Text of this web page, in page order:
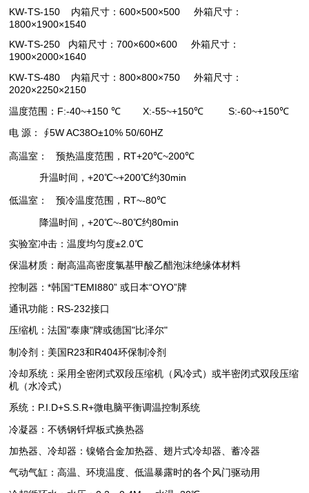
KW-TS-150 内箱尺寸：600×500×500
外箱尺寸：
1800×1900×1540
KW-TS-250 内箱尺寸：700×600×600
外箱尺寸：
1900×2000×1640
KW-TS-480 内箱尺寸：800×800×750
外箱尺寸：
2020×2250×2150
温度范围：F:-40~+150 ℃ X:-55~+150℃ S:-60~+150℃
电 源： ∮5W AC38O±10% 50/60HZ
高温室：
预热温度范围，RT+20℃~200℃
升温时间，+20℃~+200℃约30min
低温室：
预冷温度范围，RT~-80℃
降温时间，+20℃~-80℃约80min
实验室冲击：温度均匀度±2.0℃
保温材质：耐高温高密度氯基甲酸乙醋泡沫绝缘体材料
控制器：*韩国“TEMI880” 或日本“OYO”牌
通讯功能：RS-232接口
压缩机：法国"泰康"牌或德国"比泽尔"
制冷剂：美国R23和R404环保制冷剂
冷却系统：采用全密闭式双段压缩机（风冷式）或半密闭式双段压缩
机（水冷式）
系统：P.I.D+S.S.R+微电脑平衡调温控制系统
冷凝器：不锈钢钎焊板式换热器
加热器、冷却器：镍铬合金加热器、翅片式冷却器、蓄冷器
气动气缸：高温、环境温度、低温暴露时的各个风门驱动用